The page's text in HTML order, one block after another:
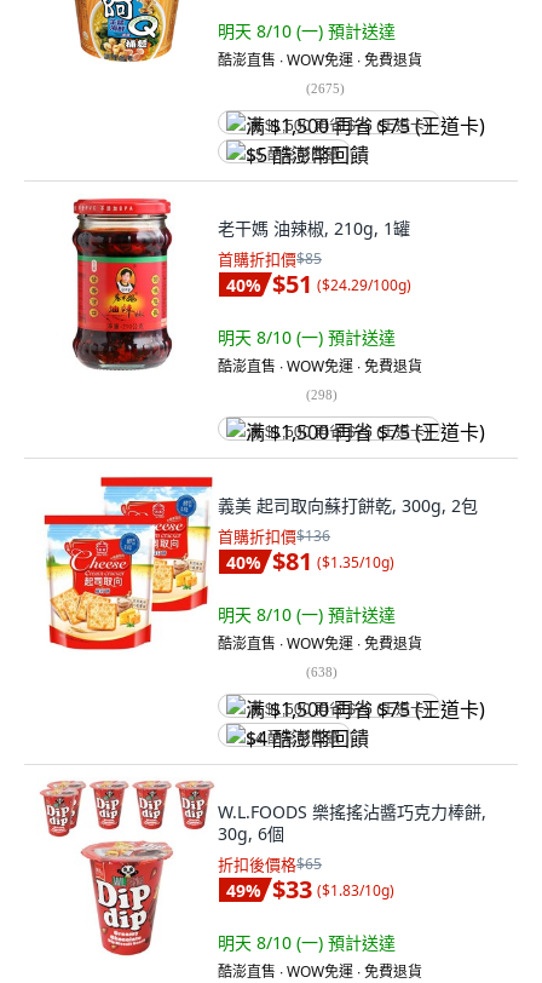
明天 8/10 (一) 預計送達
酷澎直售 ∙ WOW免運 ∙ 免費退貨
(2675)
满 $1,500 再省 $75 (王道卡)
$5 酷澎幣回饋
老干媽 油辣椒, 210g, 1罐
首購折扣價$85
40% $51 ($24.29/100g)
明天 8/10 (一) 預計送達
酷澎直售 ∙ WOW免運 ∙ 免費退貨
(298)
满 $1,500 再省 $75 (王道卡)
義美 起司取向蘇打餅乾, 300g, 2包
首購折扣價$136
40% $81 ($1.35/10g)
明天 8/10 (一) 預計送達
酷澎直售 ∙ WOW免運 ∙ 免費退貨
(638)
满 $1,500 再省 $75 (王道卡)
$4 酷澎幣回饋
W.L.FOODS 樂搖搖沾醬巧克力棒餅,
30g, 6個
折扣後價格$65
49% $33 ($1.83/10g)
明天 8/10 (一) 預計送達
酷澎直售 ∙ WOW免運 ∙ 免費退貨